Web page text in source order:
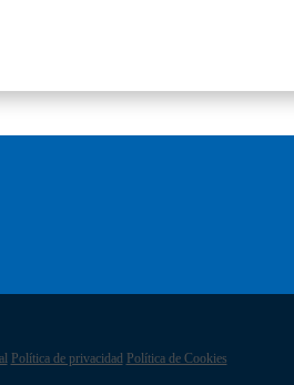
Política de privacidad Política de Cookies